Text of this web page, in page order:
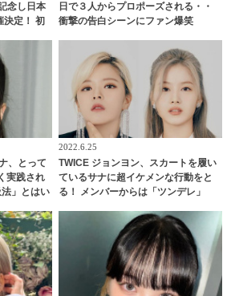
念し日本
決定！ 初
日で３人からプロポーズされる・・
衝撃の告白シーンにファン爆笑
、とって
実践され
」とはい
2022.6.25
TWICE ジョンヨン、スカートを履い
ているサナに超イケメンな行動をと
る！ メンバーからは「ツンデレ」
ない気づかいにサナも胸キュン